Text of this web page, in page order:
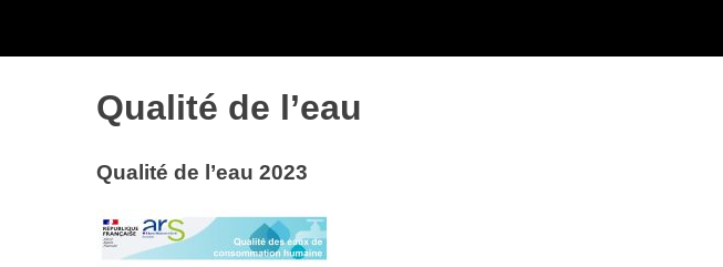
Qualité de l’eau
Qualité de l’eau 2023